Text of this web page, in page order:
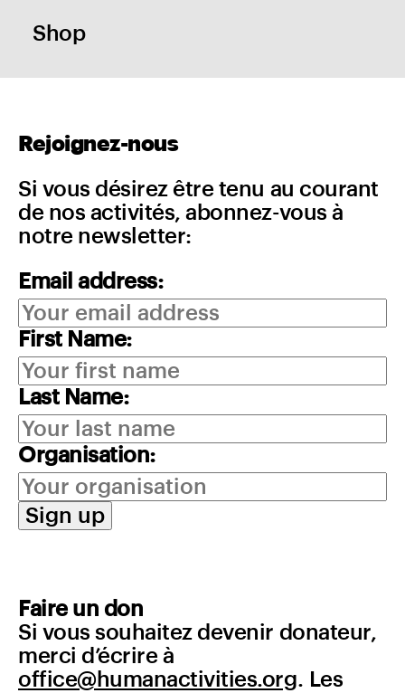
Shop
Rejoignez-nous
Si vous désirez être tenu au courant
de nos activités, abonnez-vous à
notre newsletter:
Email address:
First Name:
Last Name:
Organisation:
Faire un don
Si vous souhaitez devenir donateur,
merci d’écrire à
office@humanactivities.org. Les